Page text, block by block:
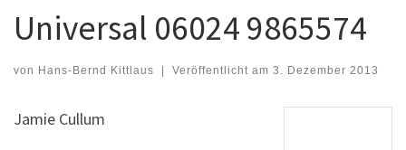
Universal 06024 9865574
von Hans-Bernd Kittlaus Veröffentlicht am 3. Dezember 2013
Jamie Cullum